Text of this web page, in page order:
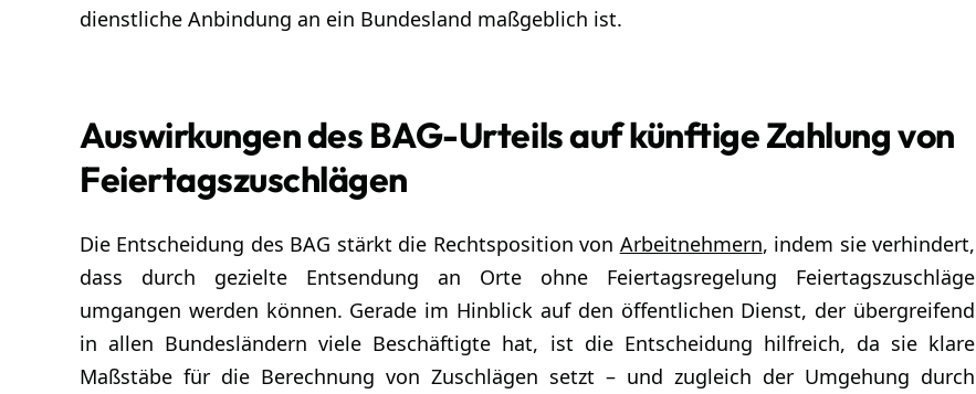
dienstliche Anbindung an ein Bundesland maßgeblich ist.
Auswirkungen des BAG-Urteils auf künftige Zahlung von
Feiertagszuschlägen
Die Entscheidung des BAG stärkt die Rechtsposition von Arbeitnehmern, indem sie verhindert,
dass durch gezielte Entsendung an Orte ohne Feiertagsregelung Feiertagszuschläge
umgangen werden können. Gerade im Hinblick auf den öffentlichen Dienst, der übergreifend
in allen Bundesländern viele Beschäftigte hat, ist die Entscheidung hilfreich, da sie klare
Maßstäbe für die Berechnung von Zuschlägen setzt – und zugleich der Umgehung durch